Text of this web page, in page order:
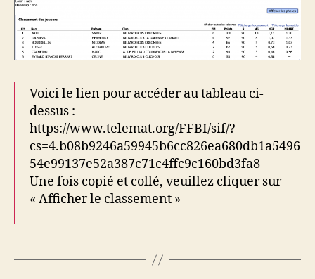
Voici le lien pour accéder au tableau ci-
dessus :
https://www.telemat.org/FFBI/sif/?
cs=4.b08b9246a59945b6cc826ea680db1a5496
54e99137e52a387c71c4ffc9c160bd3fa8
Une fois copié et collé, veuillez cliquer sur
« Afficher le classement »